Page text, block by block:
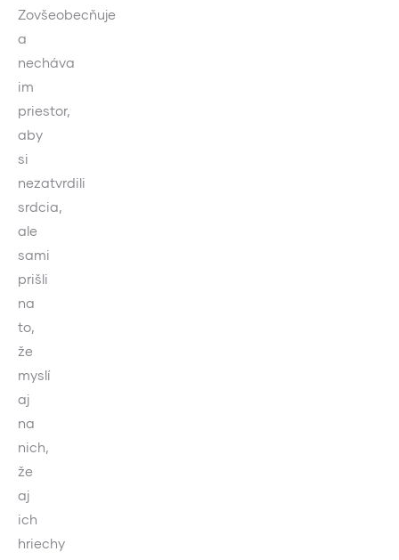
Zovšeobecňuje
a
necháva
im
priestor,
aby
si
nezatvrdili
srdcia,
ale
sami
prišli
na
to,
že
myslí
aj
na
nich,
že
aj
ich
hriechy